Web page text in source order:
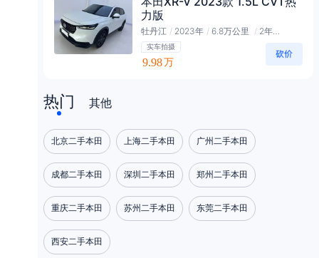
力版
牡丹江 / 2023年 / 6.8万公里 / 2年黄金会员
实车拍摄
9.98万
热门 其他
北京二手本田 上海二手本田 广州二手本田
成都二手本田 深圳二手本田 郑州二手本田
重庆二手本田 苏州二手本田 东莞二手本田
西安二手本田